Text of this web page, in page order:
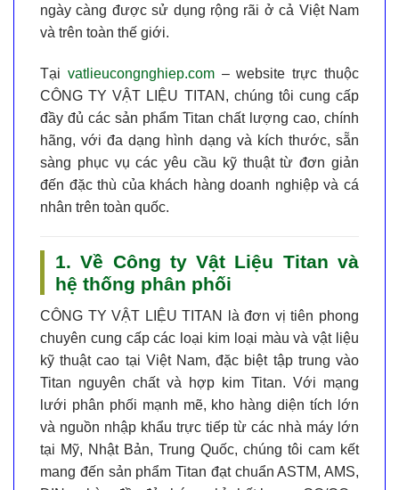
ngày càng được sử dụng rộng rãi ở cả Việt Nam
và trên toàn thế giới.
Tại vatlieucongnghiep.com– website trực thuộc
CÔNG TY VẬT LIỆU TITAN , chúng tôi cung cấp
đầy đủ các sản phẩm Titan chất lượng cao, chính
hãng, với đa dạng hình dạng và kích thước, sẵn
sàng phục vụ các yêu cầu kỹ thuật từ đơn giản
đến đặc thù của khách hàng doanh nghiệp và cá
nhân trên toàn quốc.
1. Về Công ty Vật Liệu Titan và
hệ thống phân phối
CÔNG TY VẬT LIỆU TITAN
là đơn vị tiên phong
chuyên cung cấp các loại kim loại màu và vật liệu
kỹ thuật cao tại Việt Nam, đặc biệt tập trung vào
Titan nguyên chất và hợp kim Titan. Với mạng
lưới phân phối mạnh mẽ, kho hàng diện tích lớn
và nguồn nhập khẩu trực tiếp từ các nhà máy lớn
tại Mỹ, Nhật Bản, Trung Quốc, chúng tôi cam kết
mang đến sản phẩm Titan đạt chuẩn ASTM, AMS,